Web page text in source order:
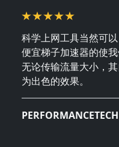
科学上网工具当然可
便宜梯子加速器的使
无论传输流量大小，
为出色的效果。